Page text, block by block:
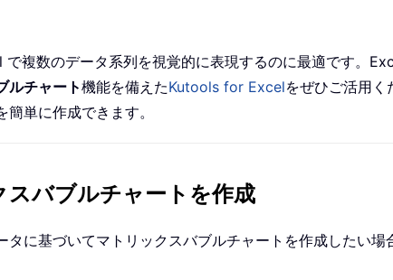
複数のデータ系列を視覚的に表現するのに最適です。
ルチャート機能を備えたKutools for Excelをぜひご活用く
単に作成できます。
バブルチャートを作成
に基づいてマトリックスバブルチャートを作成したい